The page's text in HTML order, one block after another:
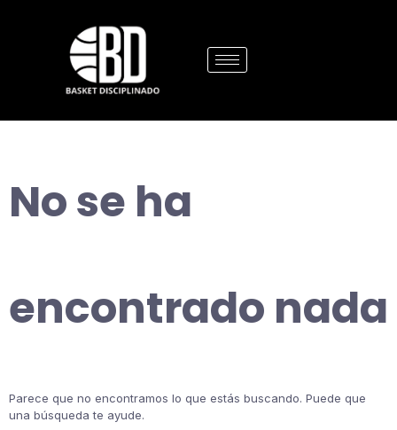
No se ha
encontrado nada
Parece que no encontramos lo que estás buscando. Puede que
una búsqueda te ayude.